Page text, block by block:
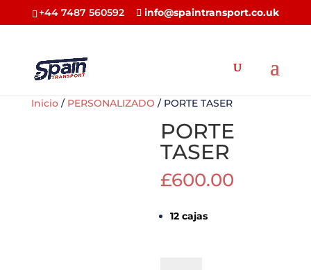
+44 7487 560592 info@spaintransport.co.uk
Inicio/ PERSONALIZADO / PORTE TASER
PORTE
TASER
£600.00
12 cajas